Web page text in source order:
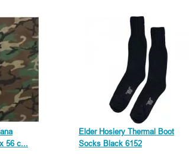
56 с...
Elder Hosiery Thermal Boot
Socks Black 6152